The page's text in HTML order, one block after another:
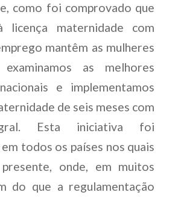
como foi comprovado que
maternidade com
mantêm as mulheres
as melhores
e implementamos
de seis meses com
Esta iniciativa foi
todos os países nos quais
onde, em muitos
do que a regulamentação